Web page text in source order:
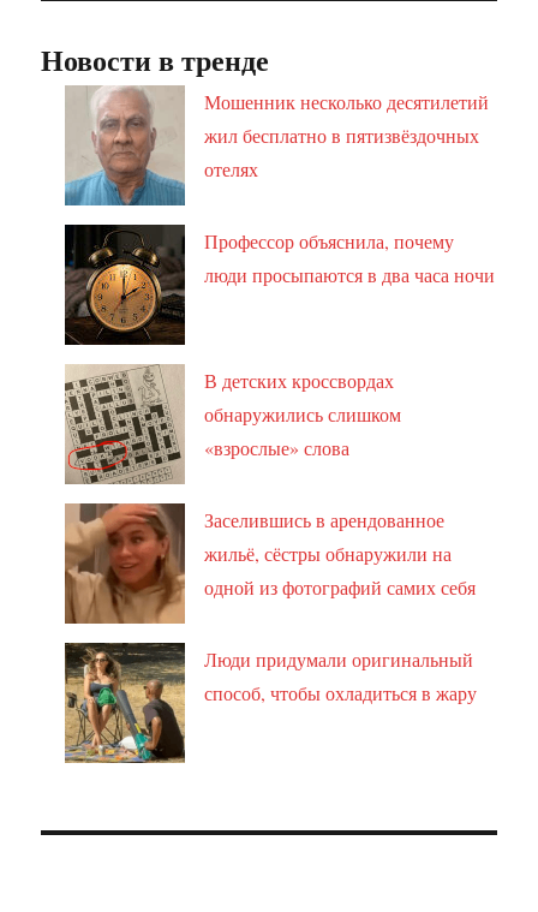
Новости в тренде
Мошенник несколько десятилетий
жил бесплатно в пятизвёздочных
отелях
Профессор объяснила, почему
люди просыпаются в два часа ночи
В детских кроссвордах
обнаружились слишком
«взрослые» слова
Заселившись в арендованное
жильё, сёстры обнаружили на
одной из фотографий самих себя
Люди придумали оригинальный
способ, чтобы охладиться в жару